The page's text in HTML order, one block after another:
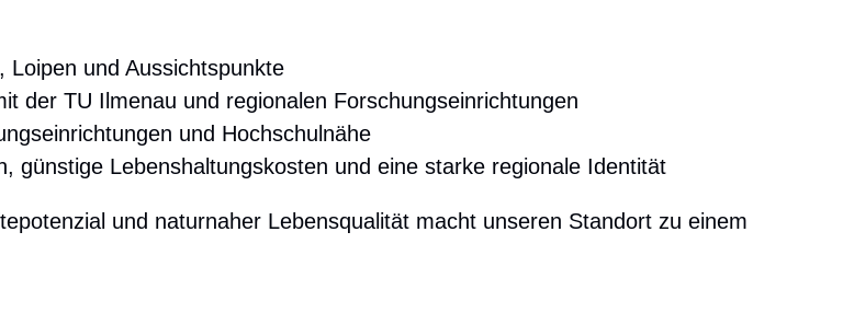
Loipen und Aussichtspunkte
der TU Ilmenau und regionalen Forschungseinrichtungen
und Hochschulnähe
günstige Lebenshaltungskosten und eine starke regionale Identität
und naturnaher Lebensqualität macht unseren Standort zu einem